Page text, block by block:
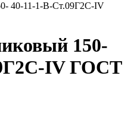
40-11-1-B-Ст.09Г2С-IV
150-
IV ГОСТ